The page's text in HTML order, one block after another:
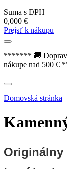
Suma s DPH
0,000 €
Prejsť k nákupu
******* 🚚 Doprava
nákupe nad 500 €
Domovská stránka
Originálny